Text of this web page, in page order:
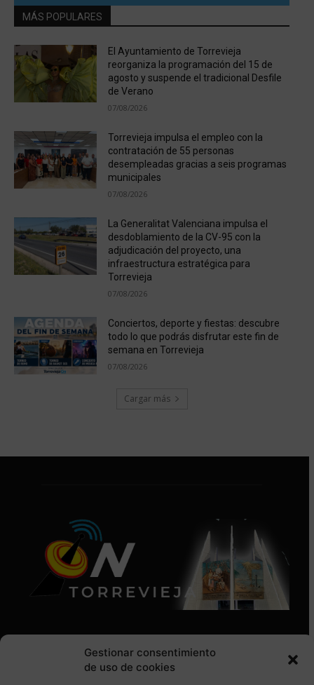
Gestionar consentimiento
de uso de cookies
MÁS POPULARES
El Ayuntamiento de Torrevieja
reorganiza la programación del 15 de
agosto y suspende el tradicional Desfile
de Verano
07/08/2026
Torrevieja impulsa el empleo con la
contratación de 55 personas
desempleadas gracias a seis programas
municipales
07/08/2026
La Generalitat Valenciana impulsa el
desdoblamiento de la CV-95 con la
adjudicación del proyecto, una
infraestructura estratégica para
Torrevieja
07/08/2026
Conciertos, deporte y fiestas: descubre
todo lo que podrás disfrutar este fin de
semana en Torrevieja
07/08/2026
Cargar más